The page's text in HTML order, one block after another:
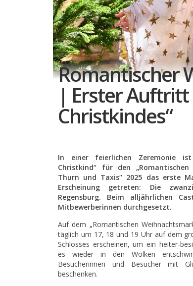
Romantischer
| Erster Auftritt
Christkindes“
In einer feierlichen Zeremonie
Christkind“ für den
Thurn und Taxis“ 2025 das erste
Erscheinung getreten: Die
Regensburg. Beim alljährlichen
Mitbewerberinnen durchgesetzt.
Auf dem „Romantischen
täglich um 17, 18 und 19 Uhr auf dem
Schlosses erscheinen, um ein heiter-
es wieder in den Wolken
Besucherinnen und Besucher mit
beschenken.